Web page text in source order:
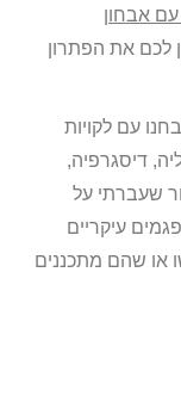
עם אבחון
לכם את הפתרון
עם לקויות
דיסגרפיה,
שעברתי על
מספר רב של אבחונים הבחנתי שישנם 5 פגמים עיקריים
או שהם מתכננים